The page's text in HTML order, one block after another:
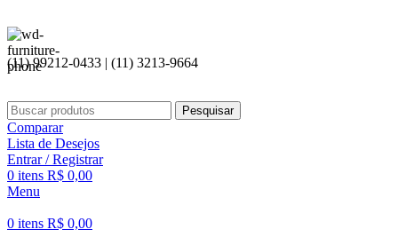
(11) 99212-0433 | (11) 3213-9664
Pesquisar
Comparar
Lista de Desejos
Entrar / Registrar
0 itens R$ 0,00
Menu
0 itens R$ 0,00